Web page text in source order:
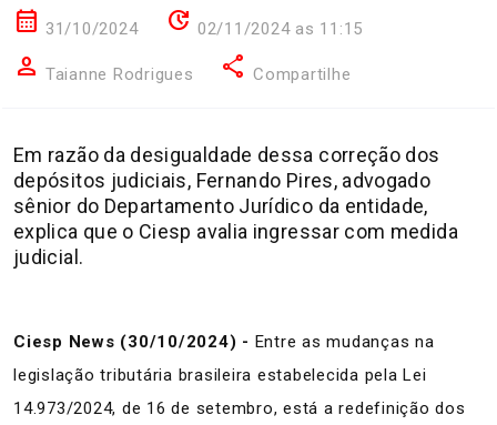
calendar_month 31/10/2024 update 02/11/2024 as 11:15
person Taianne Rodrigues share Compartilhe
Em razão da desigualdade dessa correção dos
depósitos judiciais, Fernando Pires, advogado
sênior do Departamento Jurídico da entidade,
explica que o Ciesp avalia ingressar com medida
judicial.
Ciesp News (30/10/2024) - Entre as mudanças na
legislação tributária brasileira estabelecida pela Lei
14.973/2024, de 16 de setembro, está a redefinição dos